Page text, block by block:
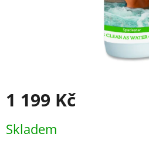
1 199 Kč
cena:
Skladem